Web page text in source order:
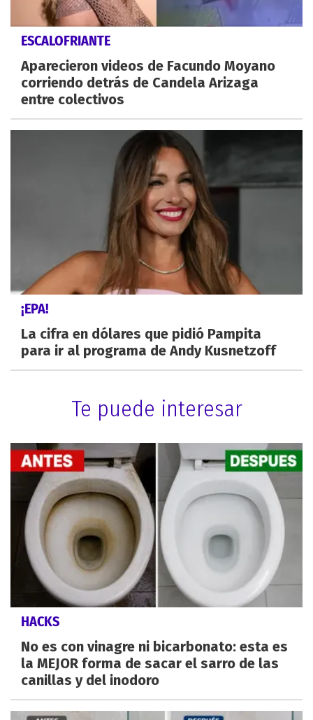
ESCALOFRIANTE
Aparecieron videos de Facundo Moyano
corriendo detrás de Candela Arizaga
entre colectivos
¡EPA!
La cifra en dólares que pidió Pampita
para ir al programa de Andy Kusnetzoff
Te puede interesar
HACKS
No es con vinagre ni bicarbonato: esta es
la MEJOR forma de sacar el sarro de las
canillas y del inodoro